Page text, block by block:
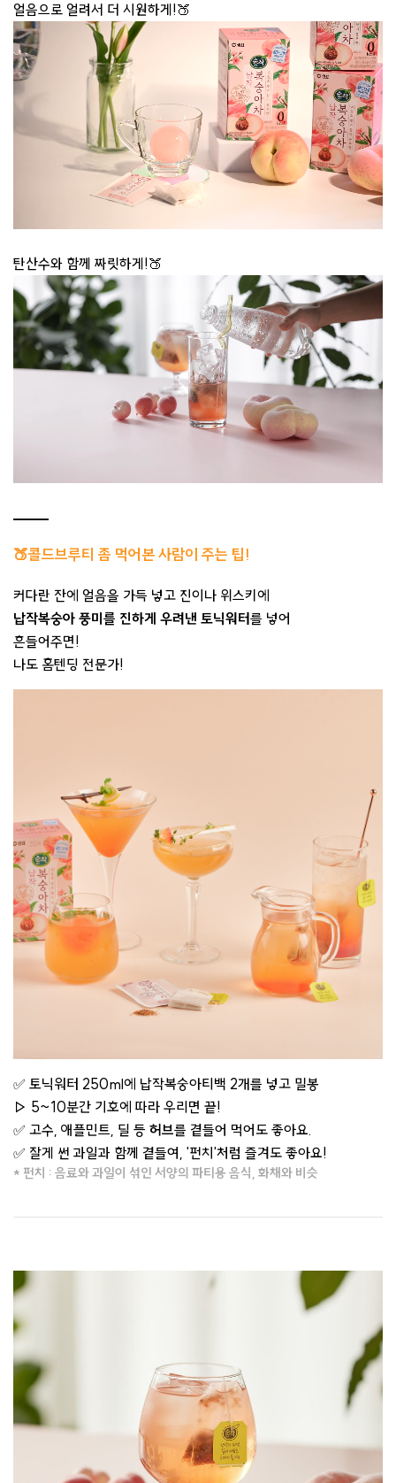
얼음으로 얼려서 더 시원하게!🍑
탄산수와 함께 짜릿하게!🍑
🍑콜드브루티 좀 먹어본 사람이 주는 팁!
커다란 잔에 얼음을 가득 넣고 진이나 위스키에
납작복숭아 풍미를 진하게 우려낸 토닉워터를 넣어
흔들어주면!
나도 홈텐딩 전문가!
✅ 토닉워터 250ml에 납작복숭아티백 2개를 넣고 밀봉
▷ 5~10분간 기호에 따라 우리면 끝!
✅ 고수, 애플민트, 딜 등 허브를 곁들어 먹어도 좋아요.
✅ 잘게 썬 과일과 함께 곁들여, '펀치'처럼 즐겨도 좋아요!
* 펀치 : 음료와 과일이 섞인 서양의 파티용 음식, 화채와 비슷